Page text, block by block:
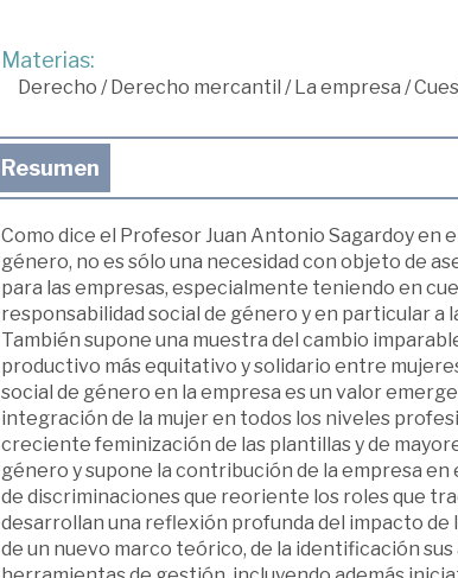
Materias:
Derecho /Derecho mercantil /La empresa /
Resumen
Como dice el Profesor Juan Antonio Sagardoy en
género, no es sólo una necesidad con objeto de
para las empresas, especialmente teniendo en
responsabilidad social de género y en particular a
También supone una muestra del cambio
productivo más equitativo y solidario entre
social de género en la empresa es un valor
integración de la mujer en todos los niveles
creciente feminización de las plantillas y de
género y supone la contribución de la empresa
de discriminaciones que reoriente los roles que
desarrollan una reflexión profunda del impacto
de un nuevo marco teórico, de la identificación